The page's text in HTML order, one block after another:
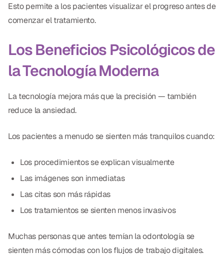
Esto permite a los pacientes visualizar el progreso antes de
comenzar el tratamiento.
Los Beneficios Psicológicos de
la Tecnología Moderna
La tecnología mejora más que la precisión — también
reduce la ansiedad.
Los pacientes a menudo se sienten más tranquilos cuando:
Los procedimientos se explican visualmente
Las imágenes son inmediatas
Las citas son más rápidas
Los tratamientos se sienten menos invasivos
Muchas personas que antes temían la odontología se
sienten más cómodas con los flujos de trabajo digitales.